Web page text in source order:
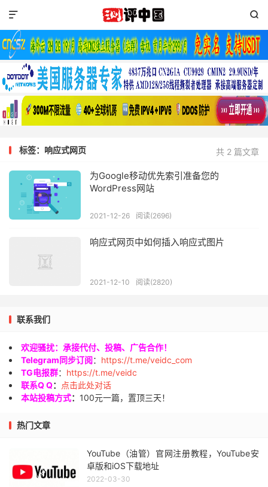


共 2 篇文章
标签：响应式网页
为Google移动优先索引准备您的
WordPress网站
2021-12-26 阅读(2696)
响应式网页中如何插入响应式图片
2021-12-10 阅读(2820)
联系我们
欢迎骚扰：承接代付、投稿、广告合作！
Telegram同步订阅： https://t.me/veidc_com
TG电报群： https://t.me/veidc
联系Q Q：
点击此处对话
本站投稿方式： 100元一篇，置顶三天！
热门文章
YouTube（油管）官网注册教程，YouTube安
卓版和iOS下载地址
2022-03-30